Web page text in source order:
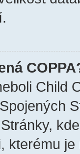
Child
kterému